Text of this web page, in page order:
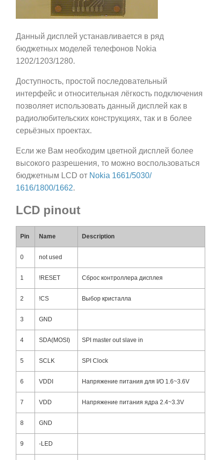
Данный дисплей устанавливается в ряд
бюджетных моделей телефонов Nokia
1202/1203/1280.
Доступность, простой последовательный
интерфейс и относительная лёгкость подключения
позволяет использовать данный дисплей как в
радиолюбительских конструкциях, так и в более
серьёзных проектах.
Если же Вам необходим цветной дисплей более
высокого разрешения, то можно воспользоваться
бюджетным LCD от Nokia 1661/5030/
1616/1800/1662.
LCD pinout
Pin Name Description
0 not used
1 !RESET Сброс контроллера дисплея
2 !CS Выбор кристалла
3 GND
4 SDA(MOSI) SPI master out slave in
5 SCLK SPI Clock
6 VDDI Напряжение питания для I/O 1.6~3.6V
7 VDD Напряжение питания ядра 2.4~3.3V
8 GND
9 -LED